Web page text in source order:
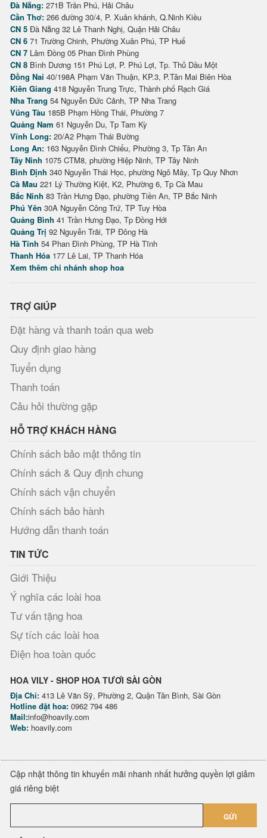
Đà Nẵng: 271B Trần Phú, Hải Châu
Cần Thơ: 266 đường 30/4, P. Xuân khánh, Q.Ninh Kiều
CN 5 Đà Nẵng 32 Lê Thanh Nghị, Quận Hải Châu
CN 6 71 Trường Chinh, Phường Xuân Phú, TP Huế
CN 7 Lâm Đồng 05 Phan Đình Phùng
CN 8 Bình Dương 151 Phú Lợi, P. Phú Lợi, Tp. Thủ Dầu Một
Đồng Nai 40/198A Phạm Văn Thuận, KP.3, P.Tân Mai Biên Hòa
Kiên Giang 418 Nguyễn Trung Trực, Thành phố Rạch Giá
Nha Trang 54 Nguyễn Đức Cảnh, TP Nha Trang
Vũng Tàu 185B Phạm Hồng Thái, Phường 7
Quảng Nam 61 Nguyễn Du, Tp Tam Kỳ
Vĩnh Long: 20/A2 Phạm Thái Bường
Long An: 163 Nguyễn Đình Chiểu, Phường 3, Tp Tân An
Tây Ninh 1075 CTM8, phường Hiệp Ninh, TP Tây Ninh
Bình Định 340 Nguyễn Thái Học, phường Ngô Mây, Tp Quy Nhơn
Cà Mau 221 Lý Thường Kiệt, K2, Phường 6, Tp Cà Mau
Bắc Ninh 83 Trần Hưng Đạo, phường Tiền An, TP Bắc Ninh
Phú Yên 30A Nguyễn Công Trứ, TP Tuy Hòa
Quảng Bình 41 Trần Hưng Đạo, Tp Đồng Hới
Quảng Trị 92 Nguyễn Trãi, TP Đông Hà
Hà Tĩnh 54 Phan Đình Phùng, TP Hà Tĩnh
Thanh Hóa 177 Lê Lai, TP Thanh Hóa
Xem thêm chi nhánh shop hoa
TRỢ GIÚP
Đặt hàng và thanh toán qua web
Quy định giao hàng
Tuyển dụng
Thanh toán
Câu hỏi thường gặp
HỖ TRỢ KHÁCH HÀNG
Chính sách bảo mật thông tin
Chính sách & Quy định chung
Chính sách vận chuyển
Chính sách bảo hành
Hướng dẫn thanh toán
TIN TỨC
Giới Thiệu
Ý nghĩa các loài hoa
Tư vấn tặng hoa
Sự tích các loài hoa
Điện hoa toàn quốc
HOA VILY - SHOP HOA TƯƠI SÀI GÒN
Địa Chỉ: 413 Lê Văn Sỹ, Phường 2, Quận Tân Bình, Sài Gòn
Hotline đặt hoa: 0962 794 486
Mail:info@hoavily.com
Web: hoavily.com
Cập nhật thông tin khuyến mãi nhanh nhất hưởng quyền lợi giảm
giá riêng biệt
GỬI